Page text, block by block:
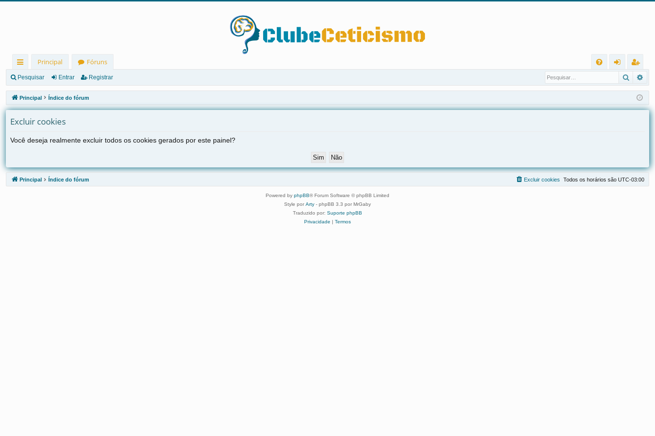
in
ks
rá
pi
d
Principal
Fóruns
Q
ra
r
eg
ist
ra
Pesquisar Entrar Registrar
Principal Índice do fórum
Excluir cookies
Você deseja realmente excluir todos os cookies gerados por este painel?
Principal Índice do fórum Todos os horários são UTC-03:00
Excluir cookies
Powered by phpBB® Forum Software © phpBB Limited
Style por Arty - phpBB 3.3 por MrGaby
Traduzido por: Suporte phpBB
Privacidade
Termos